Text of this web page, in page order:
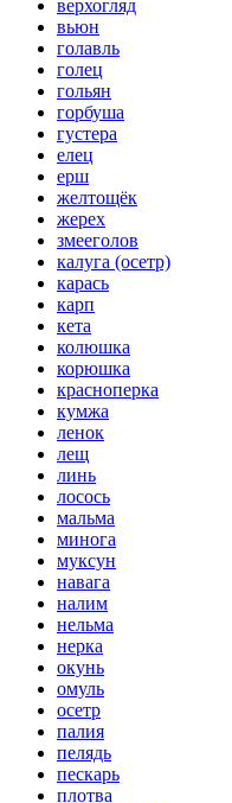
верхогляд
вьюн
голавль
голец
гольян
горбуша
густера
елец
ерш
желтощёк
жерех
змееголов
калуга (осетр)
карась
карп
кета
колюшка
корюшка
красноперка
кумжа
ленок
лещ
линь
лосось
мальма
минога
муксун
навага
налим
нельма
нерка
окунь
омуль
осетр
палия
пелядь
пескарь
плотва